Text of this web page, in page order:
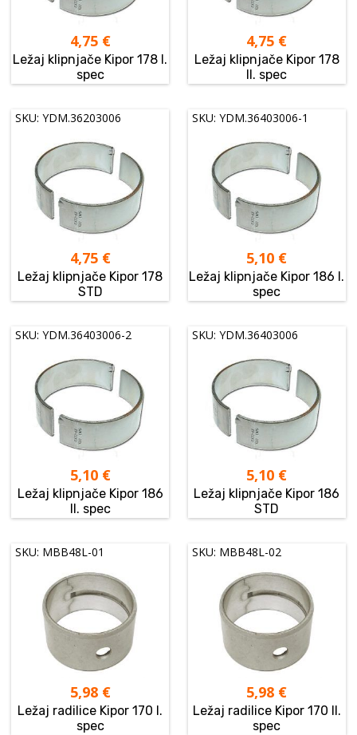
4,75 €
Ležaj klipnjače Kipor 178 I.
spec
4,75 €
Ležaj klipnjače Kipor 178
II. spec
SKU: YDM.36203006
4,75 €
Ležaj klipnjače Kipor 178
STD
SKU: YDM.36403006-1
5,10 €
Ležaj klipnjače Kipor 186 I.
spec
SKU: YDM.36403006-2
5,10 €
Ležaj klipnjače Kipor 186
II. spec
SKU: YDM.36403006
5,10 €
Ležaj klipnjače Kipor 186
STD
SKU: MBB48L-01
5,98 €
Ležaj radilice Kipor 170 I.
spec
SKU: MBB48L-02
5,98 €
Ležaj radilice Kipor 170 II.
spec